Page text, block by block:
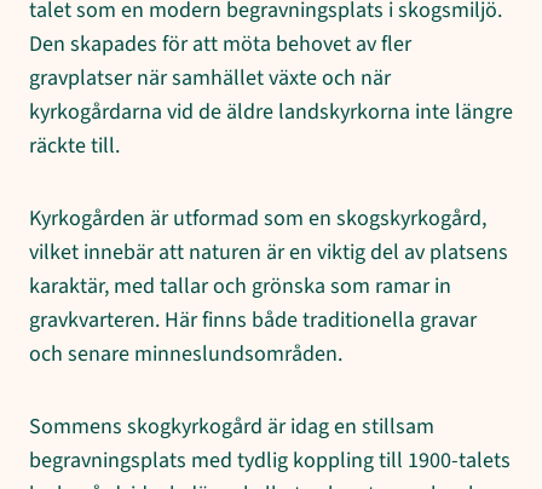
talet som en modern begravningsplats i skogsmiljö.
Den skapades för att möta behovet av fler
gravplatser när samhället växte och när
kyrkogårdarna vid de äldre landskyrkorna inte längre
räckte till.
Kyrkogården är utformad som en skogskyrkogård,
vilket innebär att naturen är en viktig del av platsens
karaktär, med tallar och grönska som ramar in
gravkvarteren. Här finns både traditionella gravar
och senare minneslundsområden.
Sommens skogkyrkogård är idag en stillsam
begravningsplats med tydlig koppling till 1900-talets